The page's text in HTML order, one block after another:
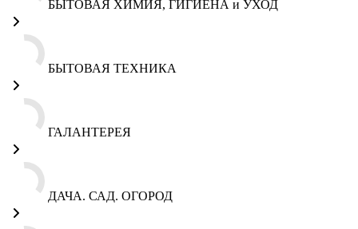
БЫТОВАЯ ХИМИЯ, ГИГИЕНА и УХОД
БЫТОВАЯ ТЕХНИКА
ГАЛАНТЕРЕЯ
ДАЧА. САД. ОГОРОД